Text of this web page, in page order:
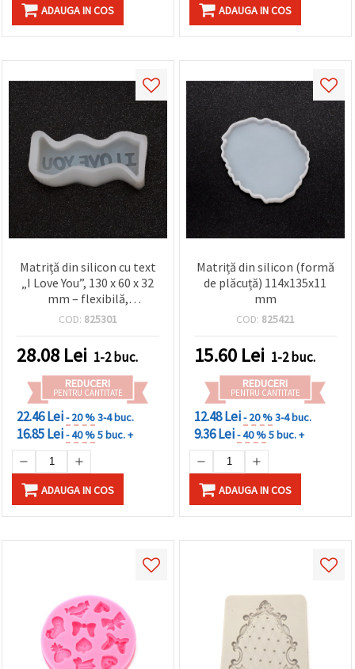
făcând clic
pe butonul
toate!
Setări
ADAUGA IN COS ADAUGA IN COS
Matriță din silicon cu text
„I Love You”, 130 x 60 x 32
mm – flexibilă,
reutilizabilă, pentru
proiecte DIY/handmade:
rășină epoxidică/UV, lut
polimeric, săpun, ceară,
ipsos
COD: 825301
28.08 Lei 1-2 buc.
REDUCERI
PENTRU CANTITATE
22.46 Lei- 20 %3-4 buc.
16.85 Lei- 40 %5 buc. +
ADAUGA IN COS
Matriță din silicon (formă
de plăcuță) 114x135x11
mm
COD: 825421
15.60 Lei 1-2 buc.
REDUCERI
PENTRU CANTITATE
12.48 Lei- 20 %3-4 buc.
9.36 Lei- 40 %5 buc. +
ADAUGA IN COS